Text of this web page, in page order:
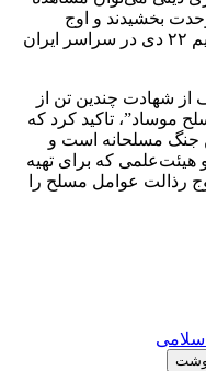
بخشیدند و اوج
موفقیت این موضع را در راهپیمایی عظیم ۲۲ دی در سراسر ایران
از شهادت چندین تن از
موساد”، تاکید کرد که
جنگ مسلحانه است و
هیئت‌علمی که برای تهیه
رذالت عوامل مسلح را